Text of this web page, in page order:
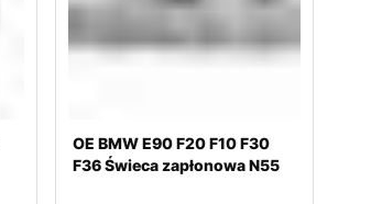
OE BMW E90 F20 F10 F30
F36 Świeca zapłonowa N55